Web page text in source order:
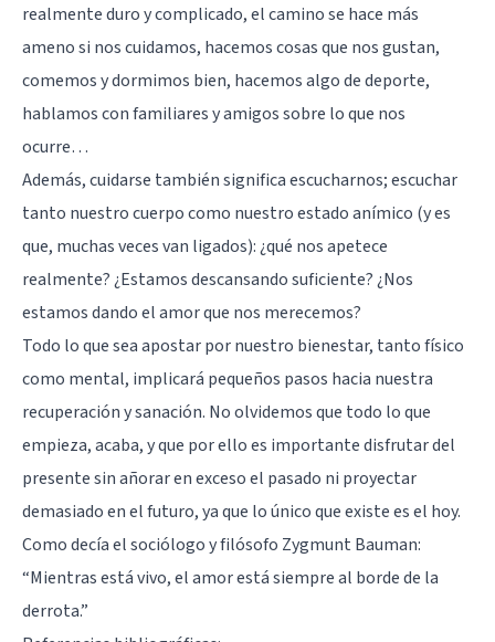
realmente duro y complicado, el camino se hace más
ameno si nos cuidamos, hacemos cosas que nos gustan,
comemos y dormimos bien, hacemos algo de deporte,
hablamos con familiares y amigos sobre lo que nos
ocurre…
Además, cuidarse también significa escucharnos; escuchar
tanto nuestro cuerpo como nuestro estado anímico (y es
que, muchas veces van ligados): ¿qué nos apetece
realmente? ¿Estamos descansando suficiente? ¿Nos
estamos dando el amor que nos merecemos?
Todo lo que sea apostar por nuestro bienestar, tanto físico
como mental, implicará pequeños pasos hacia nuestra
recuperación y sanación. No olvidemos que todo lo que
empieza, acaba, y que por ello es importante disfrutar del
presente sin añorar en exceso el pasado ni proyectar
demasiado en el futuro, ya que lo único que existe es el hoy.
Como decía el sociólogo y filósofo Zygmunt Bauman:
“Mientras está vivo, el amor está siempre al borde de la
derrota.”